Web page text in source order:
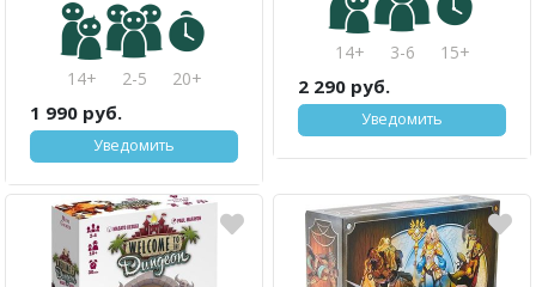
14+ 2-5 20+
1 990 руб.
Уведомить
14+ 3-6 15+
2 290 руб.
Уведомить